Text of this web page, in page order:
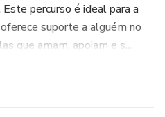
percurso é ideal para a
suporte a alguém no
que amam, apoiam e s...